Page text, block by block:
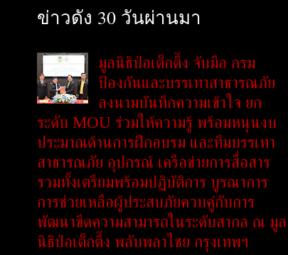
ข่าวดัง 30 วันผ่านมา
มูลนิธิป่อเต็กตึ๊ง จับมือ กรม
ป้องกันและบรรเทาสาธารณภัย
ลงนามบันทึกความเข้าใจ ยก
ระดับ MOU ร่วมให้ความรู้ พร้อมหนุนงบ
ประมาณด้านการฝึกอบรม และทีมบรรเทา
สาธารณภัย อุปกรณ์ เครือข่ายการสื่อสาร
รวมทั้งเตรียมพร้อมปฏิบัติการ บูรณาการ
การช่วยเหลือผู้ประสบภัยควบคู่กับการ
พัฒนาขีดความสามารถในระดับสากล ณ มูล
นิธิป่อเต็กตึ๊ง พลับพลาไชย กรุงเทพฯ